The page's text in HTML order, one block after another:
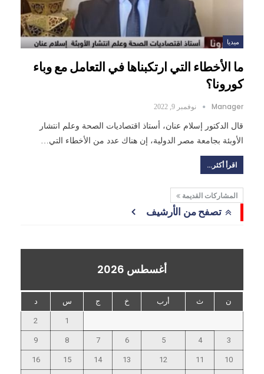
ميديا
ما الأخطاء التي ارتكبناها في التعامل مع وباء
كورونا؟
Manager نوفمبر 9, 2022
قال الدكتور إسلام عنان، أستاذ اقتصاديات الصحة وعلم انتشار
الأوبئة بجامعة مصر الدولية، إن هناك عدد من الأخطاء التي…
اقرأ أكثر...
المشاركات القديمة
تصفح من الأرشيف
أغسطس 2026
ن ث أرب خ ج س د
1
2
3
4
5
6
7
8
9
10
11
12
13
14
15
16